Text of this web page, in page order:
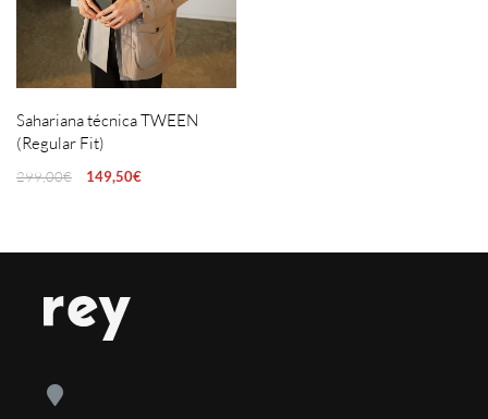
Sahariana técnica TWEEN
(Regular Fit)
299,00€ 149,50€